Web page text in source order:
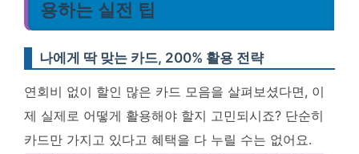
용하는 실전 팁
나에게 딱 맞는 카드, 200% 활용 전략
연회비 없이 할인 많은 카드 모음을 살펴보셨다면, 이
제 실제로 어떻게 활용해야 할지 고민되시죠? 단순히
카드만 가지고 있다고 혜택을 다 누릴 수는 없어요.